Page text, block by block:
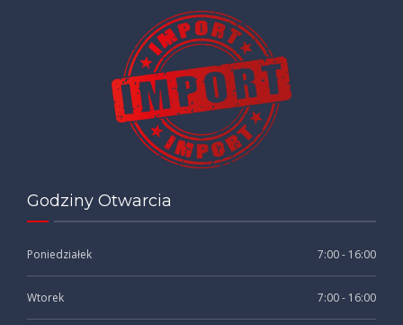
Godziny Otwarcia
Poniedziałek 7:00 - 16:00
Wtorek 7:00 - 16:00